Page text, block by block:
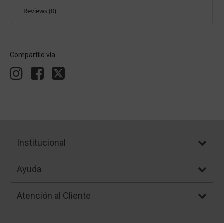
Reviews (0)
Compartílo vía
Institucional
Ayuda
Atención al Cliente